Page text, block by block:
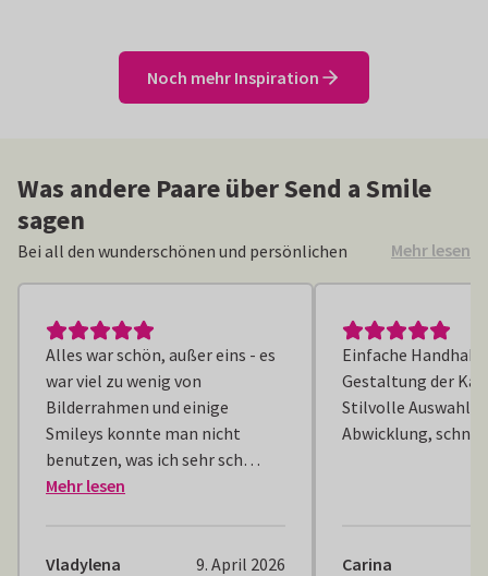
Noch mehr Inspiration
Was andere Paare über Send a Smile
sagen
Bei all den wunderschönen und persönlichen
Hochzeitskarten schlagen unsere Herzen höher –
besonderen Tag! Unsere Kunden sind ebenso
begeistert von ihren personalisierten Karten.
Lese jetzt, was andere Paare über ihre
Erfahrungen mit unseren Produkten und unserem
Service berichten!
Mehr lesen
Alles war schön, außer eins - es
war viel zu wenig von
Bilderrahmen und einige
Smileys konnte man nicht
benutzen, was ich sehr sch…
Mehr lesen
Vladylena 9. April 2026
Einfache
Gestaltung der
Stilvolle Auswahl.
Abwicklung,
Carina